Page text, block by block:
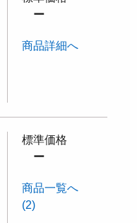
ー
商品詳細へ
標準価格
ー
商品一覧へ
(2)